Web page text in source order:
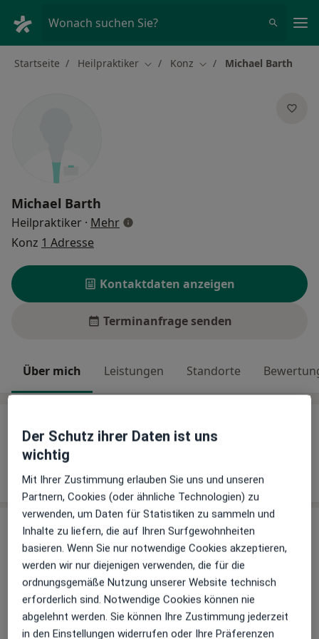
Wonach suchen Sie?
Startseite Heilpraktiker Stadt ändern
Konz Stadt ändern
Michael Barth
Michael Barth
Heilpraktiker · Mehrüber Spezialisierungen
Konz 1 Adresse
Kontaktdaten anzeigen
Terminanfrage senden
Über mich Leistungen Standorte
Weiterbildungen und Tätigkeitsschwerpunkte
Klassische Homöopathie
Osteopathie
Leistungen & Kosten
Homöopathie
Osteopathie
Der Schutz ihrer Daten ist uns
wichtig
Mit Ihrer Zustimmung erlauben Sie uns und unseren
Partnern, Cookies (oder ähnliche Technologien) zu
verwenden, um Daten für Statistiken zu sammeln und
Inhalte zu liefern, die auf Ihren Surfgewohnheiten
basieren. Wenn Sie nur notwendige Cookies akzeptieren,
werden wir nur diejenigen verwenden, die für die
ordnungsgemäße Nutzung unserer Website technisch
erforderlich sind. Notwendige Cookies können nie
abgelehnt werden. Sie können Ihre Zustimmung jederzeit
in den Einstellungen widerrufen oder Ihre Präferenzen